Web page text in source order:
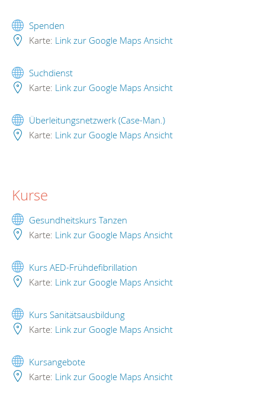
Spenden
Karte: Link zur Google Maps Ansicht
Suchdienst
Karte: Link zur Google Maps Ansicht
Überleitungsnetzwerk (Case-Man.)
Karte: Link zur Google Maps Ansicht
Kurse
Gesundheitskurs Tanzen
Karte: Link zur Google Maps Ansicht
Kurs AED-Frühdefibrillation
Karte: Link zur Google Maps Ansicht
Kurs Sanitätsausbildung
Karte: Link zur Google Maps Ansicht
Kursangebote
Karte: Link zur Google Maps Ansicht